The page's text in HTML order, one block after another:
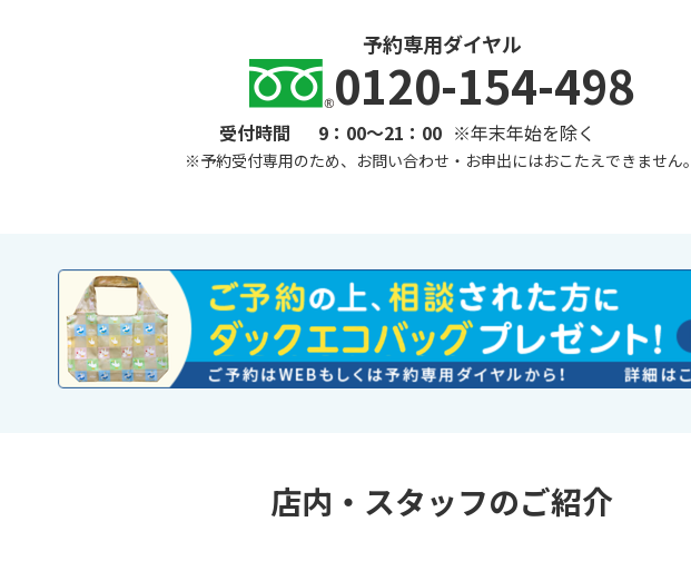
予約専用ダイヤル
0120-154-498
受付時間 9：00～21：00 ※年末年始を除く
※予約受付専用のため、お問い合わせ・お申出にはおこたえできません
店内・スタッフのご紹介